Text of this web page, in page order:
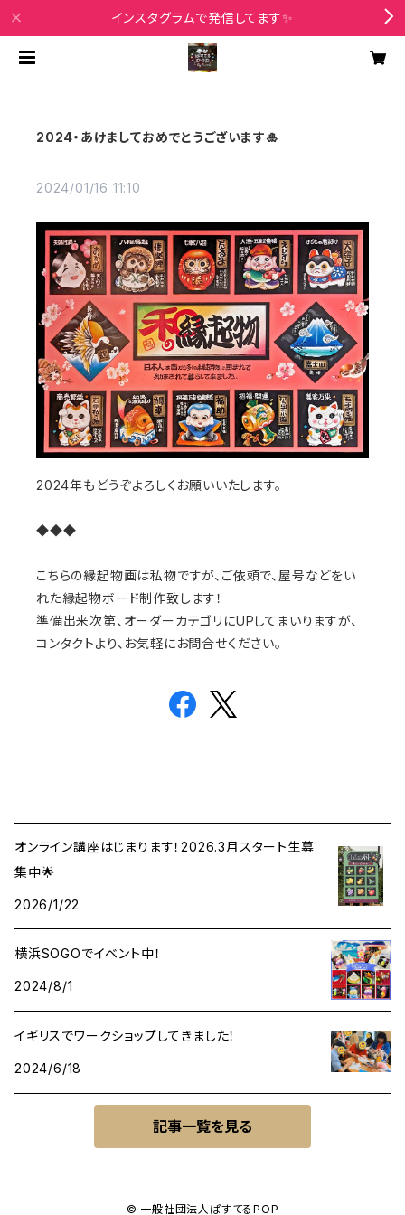
インスタグラムで発信してます✨
2024・あけましておめでとうございます🎍
2024/01/16 11:10
2024年もどうぞよろしくお願いいたします。
◆◆◆
こちらの縁起物画は私物ですが、ご依頼で、屋号などをい
れた縁起物ボード制作致します！
準備出来次第、オーダーカテゴリにUPしてまいりますが、
コンタクトより、お気軽にお問合せください。
オンライン講座はじまります！2026.3月スタート生募
集中🌟
2026/1/22
横浜SOGOでイベント中！
2024/8/1
イギリスでワークショップしてきました！
2024/6/18
記事一覧を見る
© 一般社団法人ぱすてるPOP